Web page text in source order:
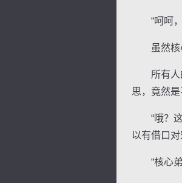
“呵呵，
虽然核心
所有人的
思，竟然是
“哦？这
以有借口对
“核心弟